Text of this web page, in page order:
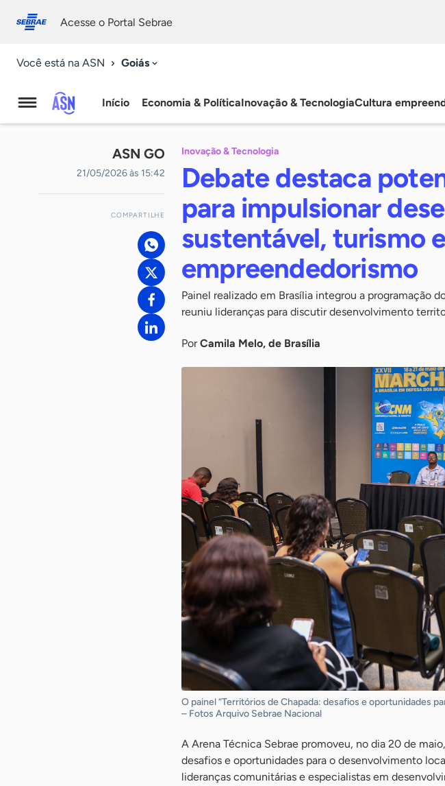
conosco
Acesse o Portal Sebrae
Você está na ASN Goiás
Agência
Sebrae
Notícias
Início Economia & PolíticaInovação & TecnologiaCultura
ASN GO
21/05/2026 às 15:42
COMPARTILHE
Inovação & Tecnologia
Debate destaca
para impulsionar
sustentável, turismo
empreendedorismo
Painel realizado em Brasília integrou a programação
reuniu lideranças para discutir desenvolvimento
PorCamila Melo, de Brasília
O painel “Territórios de Chapada: desafios e oportunidades
– Fotos Arquivo Sebrae Nacional
A Arena Técnica Sebrae promoveu, no dia 20 de
desafios e oportunidades para o desenvolvimento
lideranças comunitárias e especialistas em